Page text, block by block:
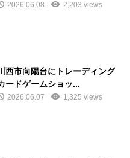
2026.06.08 2,203 views
西市向陽台にトレーディング
ードゲームショッ...
2026.06.07 1,325 views